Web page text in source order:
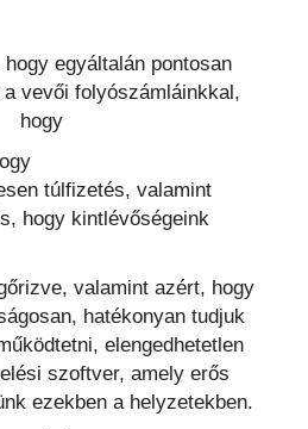
egyáltalán pontosan
vevői folyószámláinkkal,
hogy
túlfizetés, valamint
hogy kintlévőségeink
valamint azért, hogy
hatékonyan tudjuk
elengedhetetlen
szoftver, amely erős
ezekben a helyzetekben.